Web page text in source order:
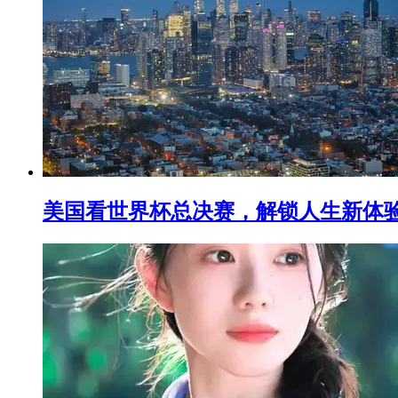
美国看世界杯总决赛，解锁人生新体